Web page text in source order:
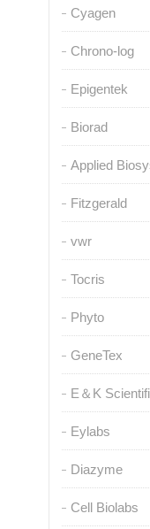
Cyagen
Chrono-log
Epigentek
Biorad
Applied
Fitzgerald
vwr
Tocris
Phyto
GeneTex
E＆K
Eylabs
Diazyme
Cell Biolabs